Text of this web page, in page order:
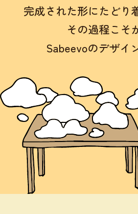
完成された形にたどり
その過程こそ
Sabeevoのデザイ